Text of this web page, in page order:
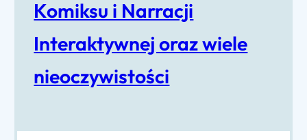
a
W
o
o
Komiksu i Narracji
Interaktywnej oraz wiele
nieoczywistości